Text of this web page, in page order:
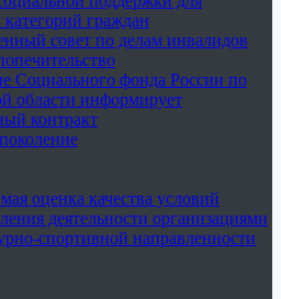
граждан
совет по делам инвалидов
Социального фонда России по
области информирует
контракт
оценка качества условий
деятельности организациями
спортивной направленности